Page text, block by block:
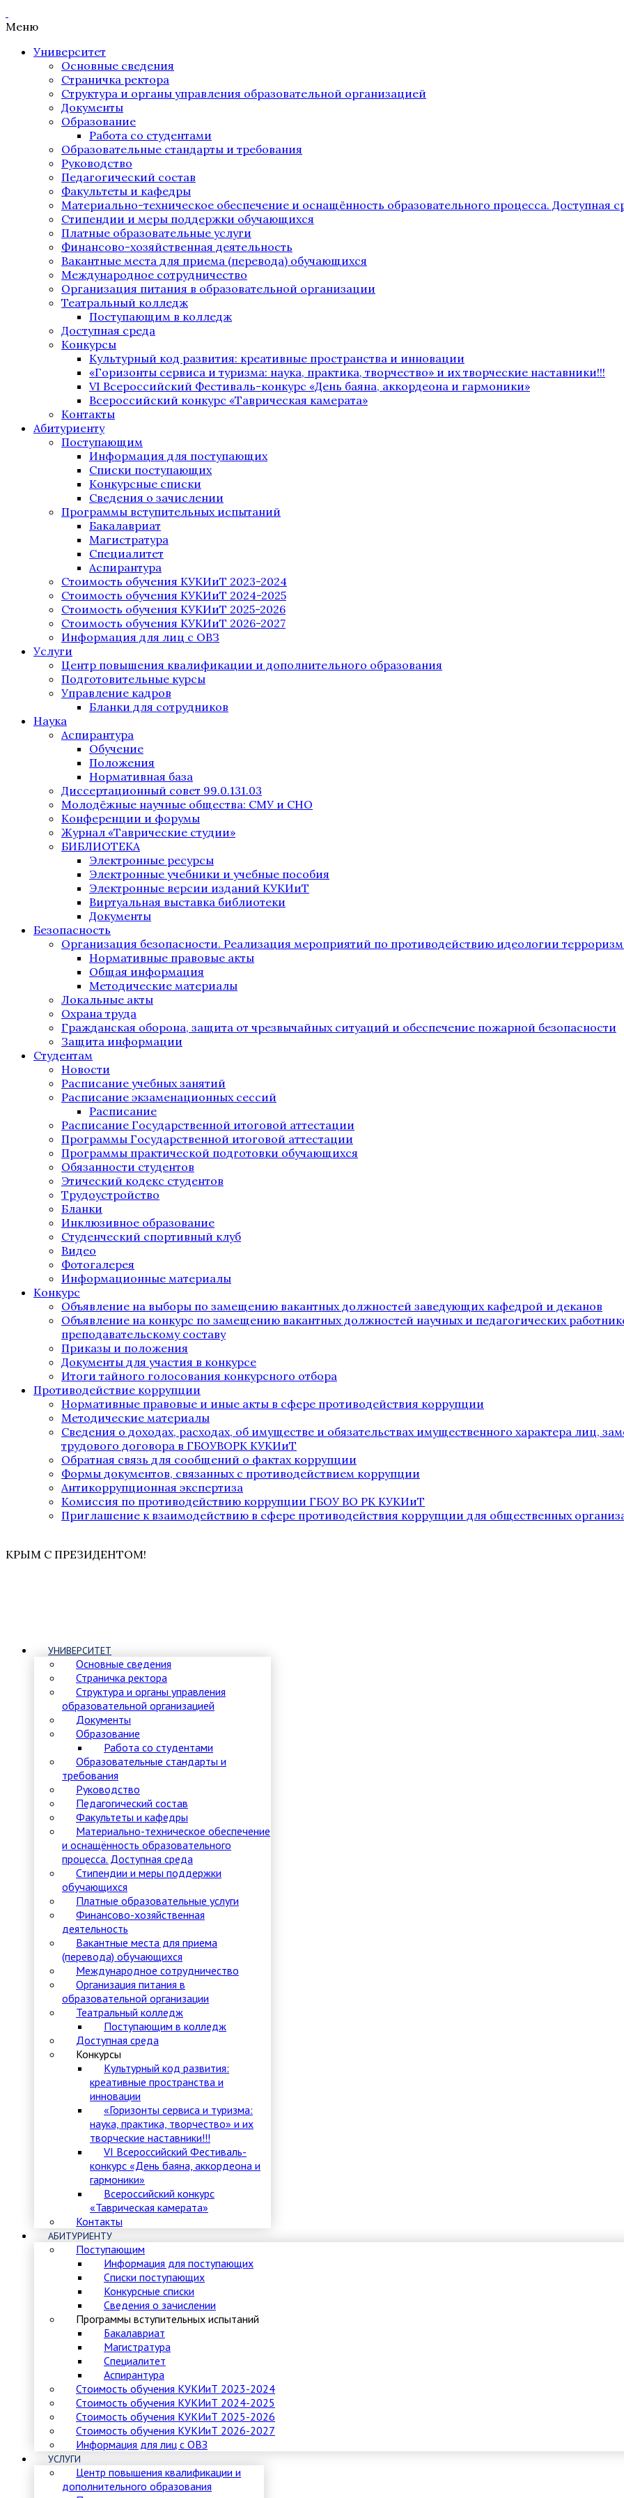
Меню
Университет
Основные сведения
Страничка ректора
Структура и органы управления образовательной организацией
Документы
Образование
Работа со студентами
Образовательные стандарты и требования
Руководство
Педагогический состав
Факультеты и кафедры
Материально-техническое обеспечение и оснащённость образовательного процесса. Доступная
Стипендии и меры поддержки обучающихся
Платные образовательные услуги
Финансово-хозяйственная деятельность
Вакантные места для приема (перевода) обучающихся
Международное сотрудничество
Организация питания в образовательной организации
Театральный колледж
Поступающим в колледж
Доступная среда
Конкурсы
Культурный код развития: креативные пространства и инновации
«Горизонты сервиса и туризма: наука, практика, творчество» и их творческие наставники!!!
VI Всероссийский Фестиваль-конкурс «День баяна, аккордеона и гармоники»
Всероссийский конкурс «Таврическая камерата»
Контакты
Абитуриенту
Поступающим
Информация для поступающих
Списки поступающих
Конкурсные списки
Сведения о зачислении
Программы вступительных испытаний
Бакалавриат
Магистратура
Специалитет
Аспирантура
Стоимость обучения КУКИиТ 2023-2024
Стоимость обучения КУКИиТ 2024-2025
Стоимость обучения КУКИиТ 2025-2026
Стоимость обучения КУКИиТ 2026-2027
Информация для лиц с ОВЗ
Услуги
Центр повышения квалификации и дополнительного образования
Подготовительные курсы
Управление кадров
Бланки для сотрудников
Наука
Аспирантура
Обучение
Положения
Нормативная база
Диссертационный совет 99.0.131.03
Молодёжные научные общества: СМУ и СНО
Конференции и форумы
Журнал «Таврические студии»
БИБЛИОТЕКА
Электронные ресурсы
Электронные учебники и учебные пособия
Электронные версии изданий КУКИиТ
Виртуальная выставка библиотеки
Документы
Безопасность
Организация безопасности. Реализация мероприятий по противодействию идеологии
Нормативные правовые акты
Общая информация
Методические материалы
Локальные акты
Охрана труда
Гражданская оборона, защита от чрезвычайных ситуаций и обеспечение пожарной безопасности
Защита информации
Студентам
Новости
Расписание учебных занятий
Расписание экзаменационных сессий
Расписание
Расписание Государственной итоговой аттестации
Программы Государственной итоговой аттестации
Программы практической подготовки обучающихся
Обязанности студентов
Этический кодекс студентов
Трудоустройство
Бланки
Инклюзивное образование
Студенческий спортивный клуб
Видео
Фотогалерея
Информационные материалы
Конкурс
Объявление на выборы по замещению вакантных должностей заведующих кафедрой и деканов
Объявление на конкурс по замещению вакантных должностей научных и педагогических
преподавательскому составу
Приказы и положения
Документы для участия в конкурсе
Итоги тайного голосования конкурсного отбора
Противодействие коррупции
Нормативные правовые и иные акты в сфере противодействия коррупции
Методические материалы
Сведения о доходах, расходах, об имуществе и обязательствах имущественного характера лиц,
трудового договора в ГБОУВОРК КУКИиТ
Обратная связь для сообщений о фактах коррупции
Формы документов, связанных с противодействием коррупции
Антикоррупционная экспертиза
Комиссия по противодействию коррупции ГБОУ ВО РК КУКИиТ
Приглашение к взаимодействию в сфере противодействия коррупции для общественных
КРЫМ С ПРЕЗИДЕНТОМ!
УНИВЕРСИТЕТ
Основные сведения
Страничка ректора
Структура и органы управления
образовательной организацией
Документы
Образование
Работа со студентами
Образовательные стандарты и
требования
Руководство
Педагогический состав
Факультеты и кафедры
Материально-техническое обеспечение
и оснащённость образовательного
процесса. Доступная среда
Стипендии и меры поддержки
обучающихся
Платные образовательные услуги
Финансово-хозяйственная
деятельность
Вакантные места для приема
(перевода) обучающихся
Международное сотрудничество
Организация питания в
образовательной организации
Театральный колледж
Поступающим в колледж
Доступная среда
Конкурсы
Культурный код развития:
креативные пространства и
инновации
«Горизонты сервиса и туризма:
наука, практика, творчество» и их
творческие наставники!!!
VI Всероссийский Фестиваль-
конкурс «День баяна, аккордеона и
гармоники»
Всероссийский конкурс
«Таврическая камерата»
Контакты
АБИТУРИЕНТУ
Поступающим
Информация для поступающих
Списки поступающих
Конкурсные списки
Сведения о зачислении
Программы вступительных испытаний
Бакалавриат
Магистратура
Специалитет
Аспирантура
Стоимость обучения КУКИиТ 2023-2024
Стоимость обучения КУКИиТ 2024-2025
Стоимость обучения КУКИиТ 2025-2026
Стоимость обучения КУКИиТ 2026-2027
Информация для лиц с ОВЗ
УСЛУГИ
Центр повышения квалификации и
дополнительного образования